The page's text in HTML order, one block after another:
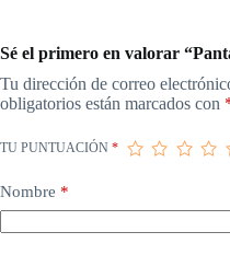
Sé el primero en valorar
Tu dirección de correo
obligatorios están marcados con
TU PUNTUACIÓN *
Nombre *